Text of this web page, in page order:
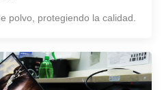
polvo, protegiendo la calidad.